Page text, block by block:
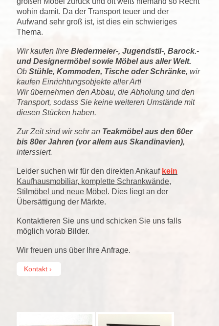
wohin damit. Da der Transport teuer und der
Aufwand sehr groß ist, ist dies ein schwieriges
Thema.
Wir kaufen Ihre Biedermeier-, Jugendstil-, Barock.-
und Designermöbel sowie Möbel aus aller Welt.
Ob Stühle, Kommoden, Tische oder Schränke, wir
kaufen Einrichtungsobjekte aller Art!
Wir übernehmen den Abbau, die Abholung und den
Transport, sodass Sie keine weiteren Umstände mit
diesen Stücken haben.
Zur Zeit sind wir sehr an Teakmöbel aus den 60er
bis 80er Jahren (vor allem aus Skandinavien),
interssiert.
Leider suchen wir für den direkten Ankauf kein
Kaufhausmobiliar, komplette Schrankwände,
Stilmöbel und neue Möbel. Dies liegt an der
Übersättigung der Märkte.
Kontaktieren Sie uns und schicken Sie uns falls
möglich vorab Bilder.
Wir freuen uns über Ihre Anfrage.
Kontakt